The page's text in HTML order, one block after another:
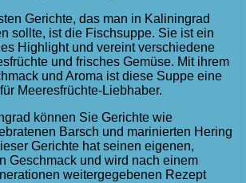
Gerichte, das man in Kaliningrad
sollte, ist die Fischsuppe. Sie ist ein
Highlight und vereint verschiedene
und frisches Gemüse. Mit ihrem
und Aroma ist diese Suppe eine
Meeresfrüchte-Liebhaber.
können Sie Gerichte wie
Barsch und marinierten Hering
Gerichte hat seinen eigenen,
Geschmack und wird nach einem
weitergegebenen Rezept